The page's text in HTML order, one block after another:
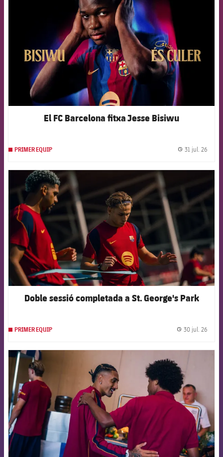
El FC Barcelona fitxa Jesse Bisiwu
PRIMER EQUIP 31 jul. 26
FCB Barcelona badge
Doble sessió completada a St. George's Park
PRIMER EQUIP 30 jul. 26